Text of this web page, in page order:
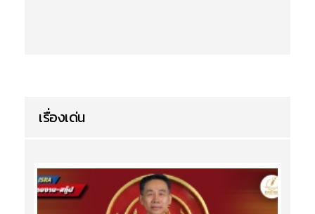
เรื่องเด่น